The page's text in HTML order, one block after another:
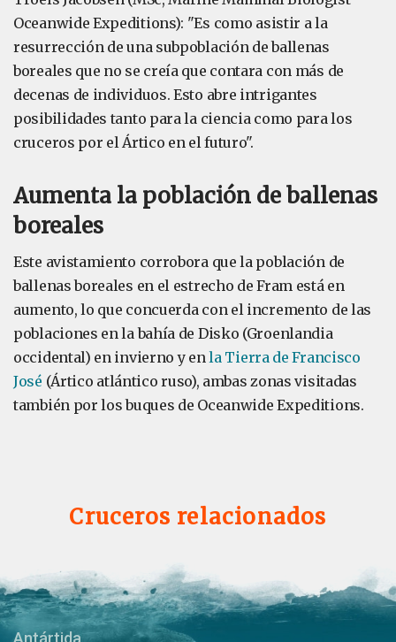
Oceanwide Expeditions): "Es como asistir a la
resurrección de una subpoblación de ballenas
boreales que no se creía que contara con más de
decenas de individuos. Esto abre intrigantes
posibilidades tanto para la ciencia como para los
cruceros por el Ártico en el futuro".
Aumenta la población de ballenas
boreales
Este avistamiento corrobora que la población de
ballenas boreales en el estrecho de Fram está en
aumento, lo que concuerda con el incremento de las
poblaciones en la bahía de Disko (Groenlandia
occidental) en invierno y enla Tierra de Francisco
José (Ártico atlántico ruso), ambas zonas visitadas
también por los buques de Oceanwide Expeditions.
Cruceros relacionados
Antártida